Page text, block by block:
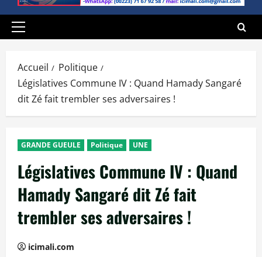
Menu
Accueil
Politique
Législatives Commune IV : Quand Hamady Sangaré
dit Zé fait trembler ses adversaires !
GRANDE GUEULE Politique UNE
Législatives Commune IV : Quand
Hamady Sangaré dit Zé fait
trembler ses adversaires !
icimali.com